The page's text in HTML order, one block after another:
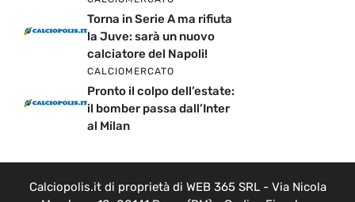
Torna in Serie A ma rifiuta
la Juve: sarà un nuovo
calciatore del Napoli!
CALCIOMERCATO
Pronto il colpo dell’estate:
il bomber passa dall’Inter
al Milan
Calciopolis.it di proprietà di WEB 365 SRL - Via Nicola